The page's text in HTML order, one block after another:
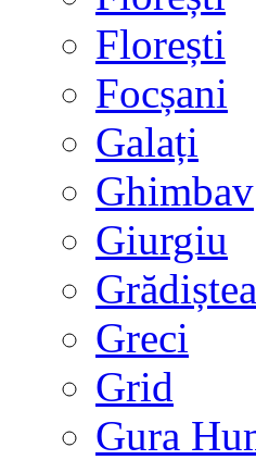
Florești
Focșani
Galați
Ghimbav
Giurgiu
Grădiștea
Greci
Grid
Gura